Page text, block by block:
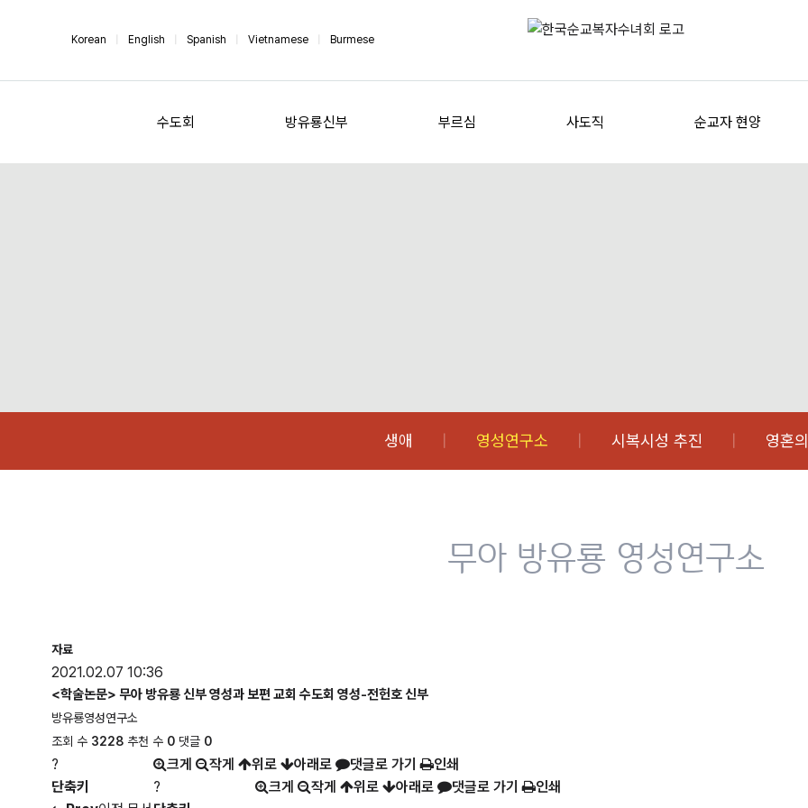
Korean English Spanish Vietnamese Burmese
수도회 방유룡신부 부르심 사도직 순교자 현양
생애 영성연구소 시복시성 추진 영혼
무아 방유룡 영성연구소
자료
2021.02.07 10:36
<학술논문> 무아 방유룡 신부 영성과 보편 교회 수도회 영성-전헌호 신부
방유룡영성연구소
조회 수 3228 추천 수 0 댓글 0
?
단축키
크게 작게 위로 아래로 댓글로 가기
인쇄
?
크게 작게 위로 아래로 댓글로 가기 인쇄